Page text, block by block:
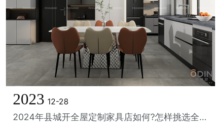
2023 12-28
2024年县城开全屋定制家具店如何?怎样挑选全屋定制品牌?